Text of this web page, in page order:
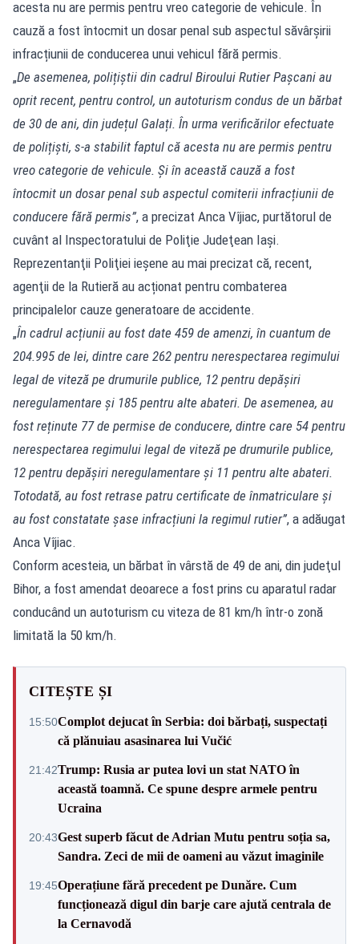
acesta nu are permis pentru vreo categorie de vehicule. În
cauză a fost întocmit un dosar penal sub aspectul săvârșirii
infracțiunii de conducerea unui vehicul fără permis.
„De asemenea, polițiștii din cadrul Biroului Rutier Pașcani au
oprit recent, pentru control, un autoturism condus de un bărbat
de 30 de ani, din județul Galați. În urma verificărilor efectuate
de polițiști, s-a stabilit faptul că acesta nu are permis pentru
vreo categorie de vehicule. Şi în această cauză a fost
întocmit un dosar penal sub aspectul comiterii infracțiunii de
conducere fără permis”, a precizat Anca Vîjiac, purtătorul de
cuvânt al Inspectoratului de Poliţie Judeţean Iaşi.
Reprezentanţii Poliţiei ieşene au mai precizat că, recent,
agenţii de la Rutieră au acționat pentru combaterea
principalelor cauze generatoare de accidente.
„În cadrul acțiunii au fost date 459 de amenzi, în cuantum de
204.995 de lei, dintre care 262 pentru nerespectarea regimului
legal de viteză pe drumurile publice, 12 pentru depășiri
neregulamentare și 185 pentru alte abateri. De asemenea, au
fost reținute 77 de permise de conducere, dintre care 54 pentru
nerespectarea regimului legal de viteză pe drumurile publice,
12 pentru depășiri neregulamentare și 11 pentru alte abateri.
Totodată, au fost retrase patru certificate de înmatriculare și
au fost constatate şase infracțiuni la regimul rutier”, a adăugat
Anca Vîjiac.
Conform acesteia, un bărbat în vârstă de 49 de ani, din judeţul
Bihor, a fost amendat deoarece a fost prins cu aparatul radar
conducând un autoturism cu viteza de 81 km/h într-o zonă
limitată la 50 km/h.
CITEȘTE ȘI
15:50Complot dejucat în Serbia: doi bărbați, suspectați
că plănuiau asasinarea lui Vučić
21:42Trump: Rusia ar putea lovi un stat NATO în
această toamnă. Ce spune despre armele pentru
Ucraina
20:43Gest superb făcut de Adrian Mutu pentru soția sa,
Sandra. Zeci de mii de oameni au văzut imaginile
19:45Operațiune fără precedent pe Dunăre. Cum
funcționează digul din barje care ajută centrala de
la Cernavodă